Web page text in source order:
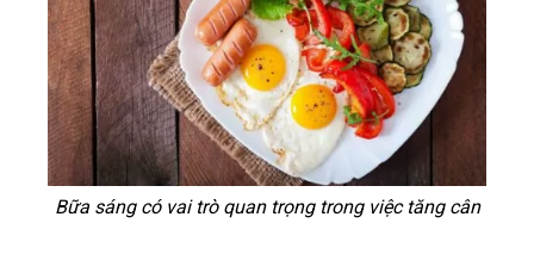
Bữa sáng có vai trò quan trọng trong việc tăng cân